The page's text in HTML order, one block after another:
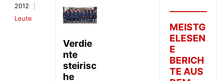
2012
Leute
Verdie
nte
steirisc
he
MEISTG
ELESEN
E
BERICH
TE AUS